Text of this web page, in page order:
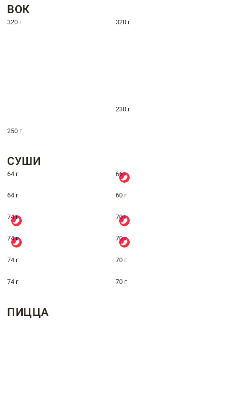
ВОК
320 г 320 г
230 г
250 г
СУШИ
64 г 66 г
64 г 60 г
74 г 70 г
74 г 70 г
74 г 70 г
74 г 70 г
ПИЦЦА